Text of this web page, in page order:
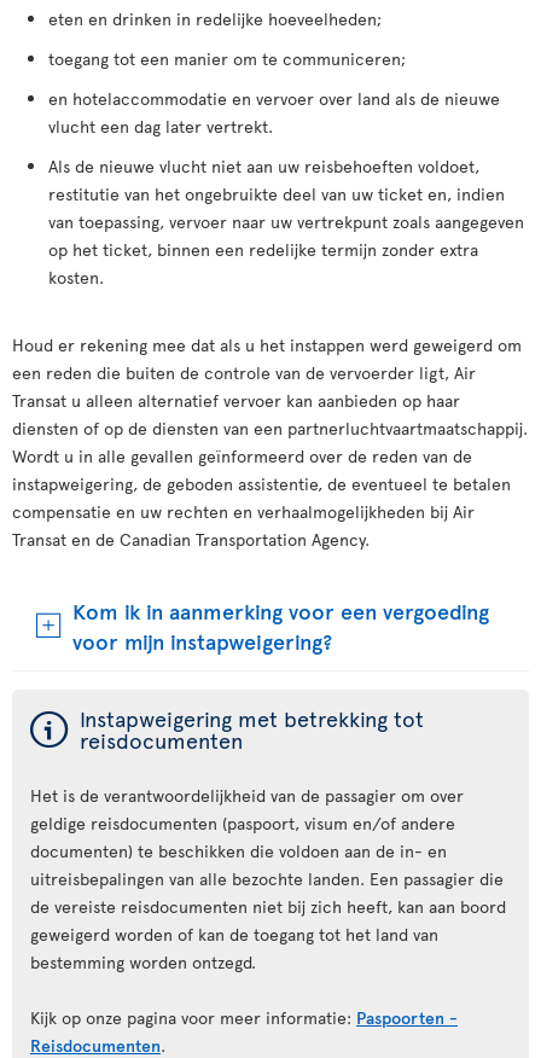
eten en drinken in redelijke hoeveelheden;
toegang tot een manier om te communiceren;
en hotelaccommodatie en vervoer over land als de nieuwe
vlucht een dag later vertrekt.
Als de nieuwe vlucht niet aan uw reisbehoeften voldoet,
restitutie van het ongebruikte deel van uw ticket en, indien
van toepassing, vervoer naar uw vertrekpunt zoals aangegeven
op het ticket, binnen een redelijke termijn zonder extra
kosten.
Houd er rekening mee dat als u het instappen werd geweigerd om
een reden die buiten de controle van de vervoerder ligt, Air
Transat u alleen alternatief vervoer kan aanbieden op haar
diensten of op de diensten van een partnerluchtvaartmaatschappij.
Wordt u in alle gevallen geïnformeerd over de reden van de
instapweigering, de geboden assistentie, de eventueel te betalen
compensatie en uw rechten en verhaalmogelijkheden bij Air
Transat en de Canadian Transportation Agency.
Kom ik in aanmerking voor een vergoeding
voor mijn instapweigering?
ý Instapweigering met betrekking tot
reisdocumenten
Het is de verantwoordelijkheid van de passagier om over
geldige reisdocumenten (paspoort, visum en/of andere
documenten) te beschikken die voldoen aan de in- en
uitreisbepalingen van alle bezochte landen. Een passagier die
de vereiste reisdocumenten niet bij zich heeft, kan aan boord
geweigerd worden of kan de toegang tot het land van
bestemming worden ontzegd.
Kijk op onze pagina voor meer informatie: Paspoorten -
Reisdocumenten.